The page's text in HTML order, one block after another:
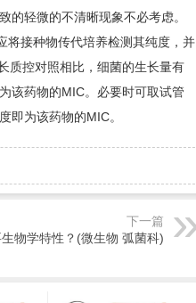
轻微的不清晰现象不必考虑。
将接种物传代培养检测其纯度，并
质控对照相比，细菌的生长量有
该药物的MIC。必要时可取试管
即为该药物的MIC。
下一篇
物学特性？(微生物 弧菌科)